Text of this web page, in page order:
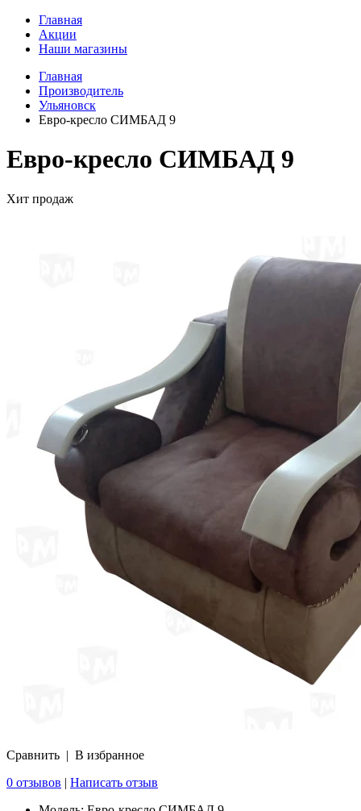
Главная
Акции
Наши магазины
Главная
Производитель
Ульяновск
Евро-кресло СИМБАД 9
Евро-кресло СИМБАД 9
Хит продаж
Сравнить | В избранное
0 отзывов | Написать отзыв